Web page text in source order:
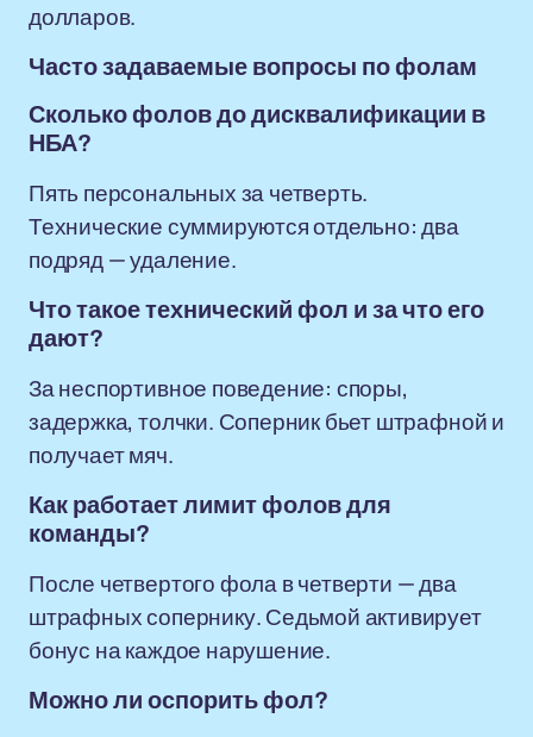
долларов.
Часто задаваемые вопросы по фолам
Сколько фолов до дисквалификации в
НБА?
Пять персональных за четверть.
Технические суммируются отдельно: два
подряд — удаление.
Что такое технический фол и за что его
дают?
За неспортивное поведение: споры,
задержка, толчки. Соперник бьет штрафной и
получает мяч.
Как работает лимит фолов для
команды?
После четвертого фола в четверти — два
штрафных сопернику. Седьмой активирует
бонус на каждое нарушение.
Можно ли оспорить фол?